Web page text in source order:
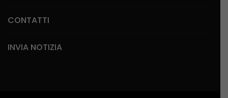
CONTATTI
INVIA NOTIZIA